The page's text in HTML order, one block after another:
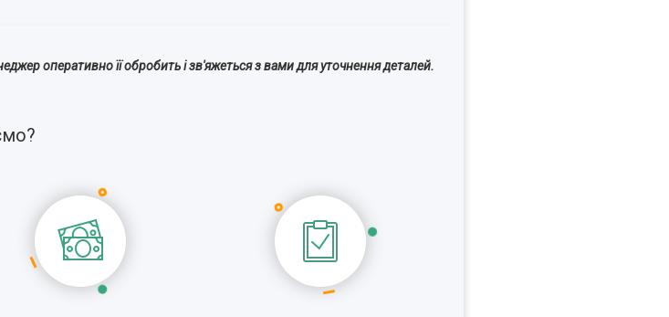
оперативно її обробить і зв'яжеться з вами для уточнення деталей.